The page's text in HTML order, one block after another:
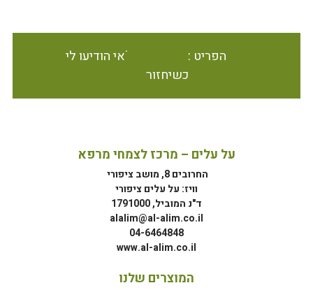
הפריט אינו זמין במלאי הודיעו לי
כשיחזור
על עלים – מרכז לצמחי מרפא
החרובים 8, מושב ציפורי
וויז: על עלים ציפורי
ד"נ המוביל, 1791000
alalim@al-alim.co.il
04-6464848
www.al-alim.co.il
המוצרים שלנו